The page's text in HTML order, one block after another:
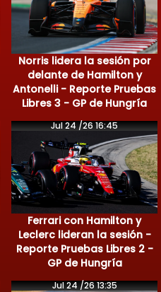
Norris lidera la sesión por
delante de Hamilton y
Antonelli - Reporte Pruebas
Libres 3 - GP de Hungría
Jul 24 /26 16:45
Ferrari con Hamilton y
Leclerc lideran la sesión -
Reporte Pruebas Libres 2 -
GP de Hungría
Jul 24 /26 13:35